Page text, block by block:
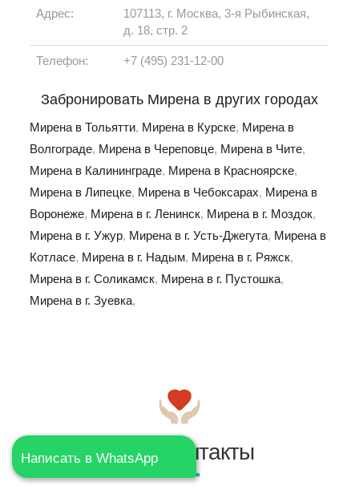
Адрес:
107113, г. Москва, 3-я Рыбинская,
д. 18, стр. 2
Телефон: +7 (495) 231-12-00
Забронировать Мирена в других городах
Мирена в Тольятти, Мирена в Курске, Мирена в
Волгограде, Мирена в Череповце, Мирена в Чите,
Мирена в Калининграде, Мирена в Красноярске,
Мирена в Липецке, Мирена в Чебоксарах, Мирена в
Воронеже, Мирена в г. Ленинск, Мирена в г. Моздок,
Мирена в г. Ужур, Мирена в г. Усть-Джегута, Мирена в
Котласе, Мирена в г. Надым, Мирена в г. Ряжск,
Мирена в г. Соликамск, Мирена в г. Пустошка,
Мирена в г. Зуевка,
Написать в WhatsAppНаши контакты